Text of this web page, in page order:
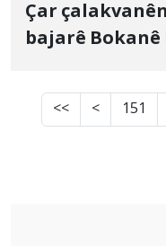
Çar
bajarê
<< < 151